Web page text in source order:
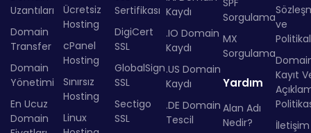
Uzantıları
Domain
Transfer
Domain
Yönetimi
En Ucuz
Domain
Ücretsiz
Hosting
cPanel
Hosting
Sınırsız
Hosting
Linux
Sertifikası
DigiCert
SSL
GlobalSign
SSL
Sectigo
SSL
Kaydı
.IO Domain
Kaydı
.US Domain
Kaydı
.DE Domain
Tescil
SPF
Sorgulama
MX
Sorgulama
Yardım
Alan Adı
Nedir?
ve
Kayıt
İletişim